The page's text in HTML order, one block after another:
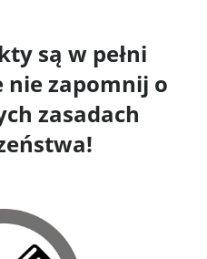
są w pełni
nie zapomnij o
zasadach